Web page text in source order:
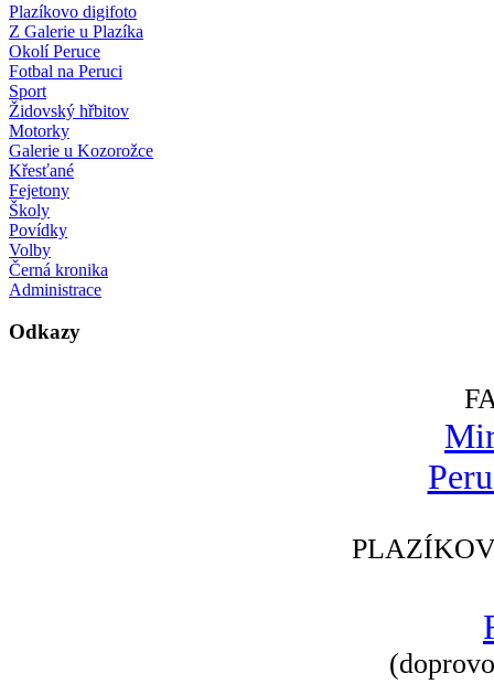
Plazíkovo digifoto
Z Galerie u Plazíka
Okolí Peruce
Fotbal na Peruci
Sport
Židovský hřbitov
Motorky
Galerie u Kozorožce
Křesťané
Fejetony
Školy
Povídky
Volby
Černá kronika
Administrace
Odkazy